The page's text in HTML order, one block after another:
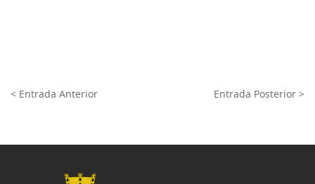
< Entrada Anterior Entrada Posterior >